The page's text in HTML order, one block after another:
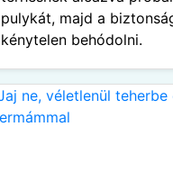
pulykát, majd a
kénytelen behódolni.